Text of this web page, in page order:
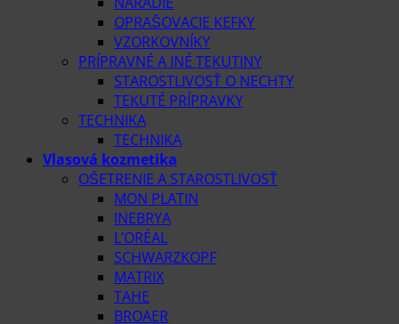
OPRAŠOVACIE KEFKY
VZORKOVNÍKY
PRÍPRAVNÉ A INÉ TEKUTINY
STAROSTLIVOSŤ O NECHTY
TEKUTÉ PRÍPRAVKY
TECHNIKA
TECHNIKA
Vlasová kozmetika
OŠETRENIE A STAROSTLIVOSŤ
MON PLATIN
INEBRYA
L’ORÉAL
SCHWARZKOPF
MATRIX
TAHE
BROAER